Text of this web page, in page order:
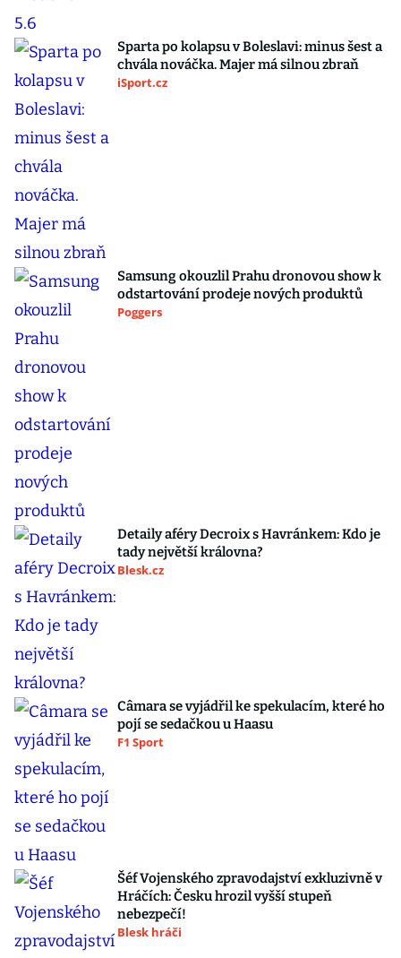
Sparta po kolapsu v Boleslavi: minus šest a
chvála nováčka. Majer má silnou zbraň
iSport.cz
Samsung okouzlil Prahu dronovou show k
odstartování prodeje nových produktů
Poggers
Detaily aféry Decroix s Havránkem: Kdo je
tady největší královna?
Blesk.cz
Câmara se vyjádřil ke spekulacím, které ho
pojí se sedačkou u Haasu
F1 Sport
Šéf Vojenského zpravodajství exkluzivně v
Hráčích: Česku hrozil vyšší stupeň
nebezpečí!
Blesk hráči